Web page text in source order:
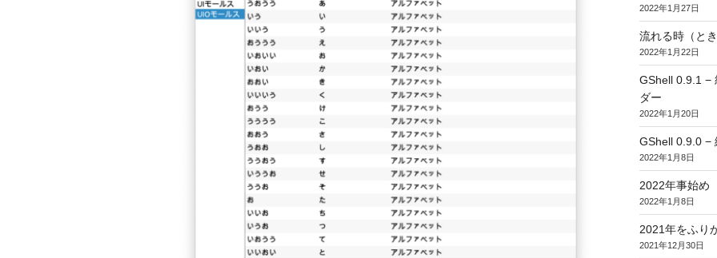
2022年1月27日
流れる時（と
2022年1月22日
GShell 0.9.1 −
ダー
2022年1月20日
GShell 0.9.0 −
2022年1月8日
2022年事始め
2022年1月8日
2021年をふり
2021年12月30日